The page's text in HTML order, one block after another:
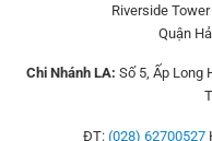
Riverside
Quận
Chi Nhánh LA: Số 5, Ấp Long
ĐT: (028) 62700527